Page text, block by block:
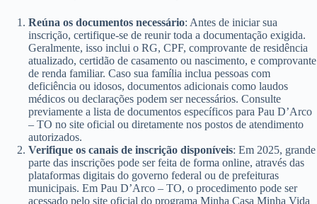
Reúna os documentos necessário: Antes de iniciar sua
inscrição, certifique-se de reunir toda a documentação exigida.
Geralmente, isso inclui o RG, CPF, comprovante de residência
atualizado, certidão de casamento ou nascimento, e comprovante
de renda familiar. Caso sua família inclua pessoas com
deficiência ou idosos, documentos adicionais como laudos
médicos ou declarações podem ser necessários. Consulte
previamente a lista de documentos específicos para Pau D’Arco
– TO no site oficial ou diretamente nos postos de atendimento
autorizados.
Verifique os canais de inscrição disponíveis: Em 2025, grande
parte das inscrições pode ser feita de forma online, através das
plataformas digitais do governo federal ou de prefeituras
municipais. Em Pau D’Arco – TO, o procedimento pode ser
acessado pelo site oficial do programa Minha Casa Minha Vida